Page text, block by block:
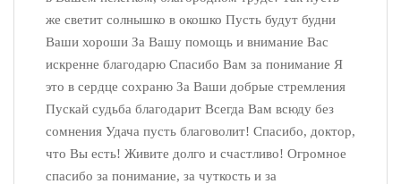
же светит солнышко в окошко Пусть будут будни
Ваши хороши За Вашу помощь и внимание Вас
искренне благодарю Спасибо Вам за понимание Я
это в сердце сохраню За Ваши добрые стремления
Пускай судьба благодарит Всегда Вам всюду без
сомнения Удача пусть благоволит! Спасибо, доктор,
что Вы есть! Живите долго и счастливо! Огромное
спасибо за понимание, за чуткость и за